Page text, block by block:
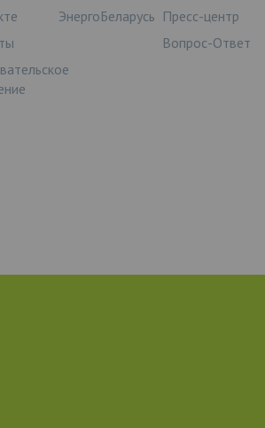
ЭнергоБеларусь Пресс-центр
Вопрос-Ответ